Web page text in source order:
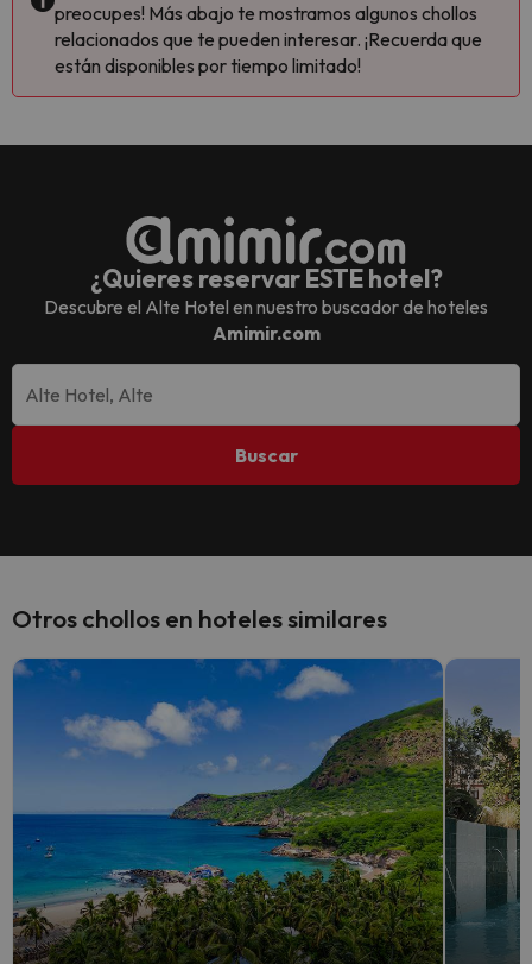
preocupes! Más abajo te mostramos algunos chollos
relacionados que te pueden interesar. ¡Recuerda que
están disponibles por tiempo limitado!
¿Quieres reservar ESTE hotel?
Descubre el Alte Hotel en nuestro buscador de hoteles
Amimir.com
Buscar
Otros chollos en hoteles similares